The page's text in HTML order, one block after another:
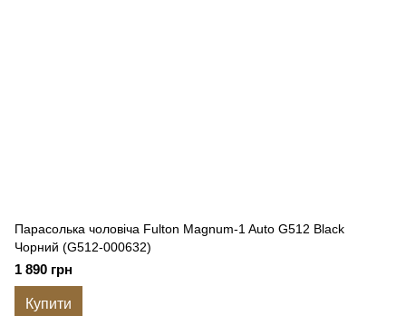
Парасолька чоловіча Fulton Magnum-1 Auto G512 Black
Чорний (G512-000632)
1 890 грн
Купити